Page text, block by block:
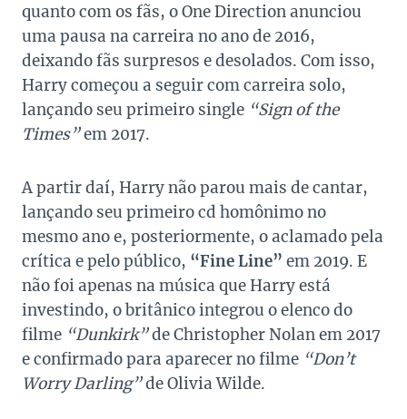
quanto com os fãs, o One Direction anunciou
uma pausa na carreira no ano de 2016,
deixando fãs surpresos e desolados. Com isso,
Harry começou a seguir com carreira solo,
lançando seu primeiro single “Sign of the
Times”em 2017.
A partir daí, Harry não parou mais de cantar,
lançando seu primeiro cd homônimo no
mesmo ano e, posteriormente, o aclamado pela
crítica e pelo público, “Fine Line” em 2019. E
não foi apenas na música que Harry está
investindo, o britânico integrou o elenco do
filme “Dunkirk”de Christopher Nolan em 2017
e confirmado para aparecer no filme “Don’t
Worry Darling”de Olivia Wilde.